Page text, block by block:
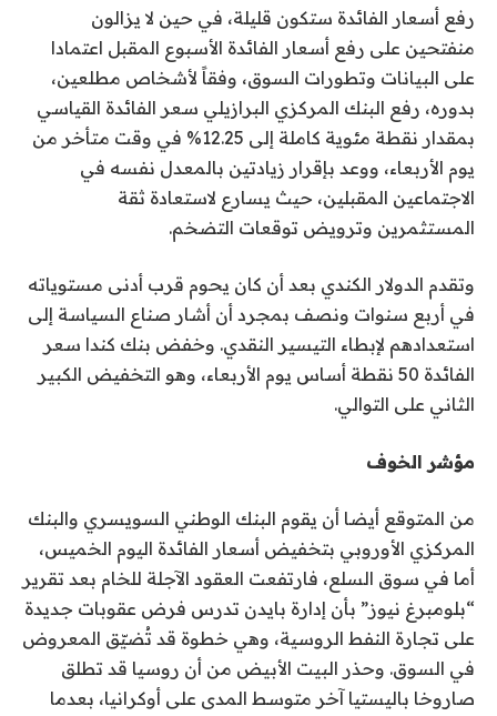
رفع أسعار الفائدة ستكون قليلة، في حين لا يزالون
منفتحين على رفع أسعار الفائدة الأسبوع المقبل اعتمادا
على البيانات وتطورات السوق، وفقاً لأشخاص مطلعين،
بدوره، رفع البنك المركزي البرازيلي سعر الفائدة القياسي
بمقدار نقطة مئوية كاملة إلى 12.25% في وقت متأخر من
يوم الأربعاء، ووعد بإقرار زيادتين بالمعدل نفسه في
الاجتماعين المقبلين، حيث يسارع لاستعادة ثقة
المستثمرين وترويض توقعات التضخم.
وتقدم الدولار الكندي بعد أن كان يحوم قرب أدنى مستوياته
في أربع سنوات ونصف بمجرد أن أشار صناع السياسة إلى
استعدادهم لإبطاء التيسير النقدي. وخفض بنك كندا سعر
الفائدة 50 نقطة أساس يوم الأربعاء، وهو التخفيض الكبير
الثاني على التوالي.
مؤشر الخوف
من المتوقع أيضا أن يقوم البنك الوطني السويسري والبنك
المركزي الأوروبي بتخفيض أسعار الفائدة اليوم الخميس،
أما في سوق السلع، فارتفعت العقود الآجلة للخام بعد تقرير
“بلومبرغ نيوز” بأن إدارة بايدن تدرس فرض عقوبات جديدة
على تجارة النفط الروسية، وهي خطوة قد تُضيّق المعروض
في السوق. وحذر البيت الأبيض من أن روسيا قد تطلق
صاروخا باليستيا آخر متوسط ​​المدى على أوكرانيا، بعدما